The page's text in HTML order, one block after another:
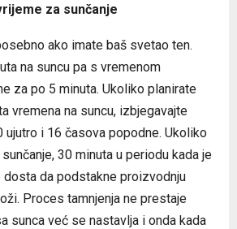
za sunčanje
ako imate baš svetao ten.
na suncu pa s vremenom
za po 5 minuta. Ukoliko planirate
vremena na suncu, izbjegavajte
i 16 časova popodne. Ukoliko
30 minuta u periodu kada je
dosta da podstakne proizvodnju
Proces tamnjenja ne prestaje
sunca već se nastavlja i onda kada